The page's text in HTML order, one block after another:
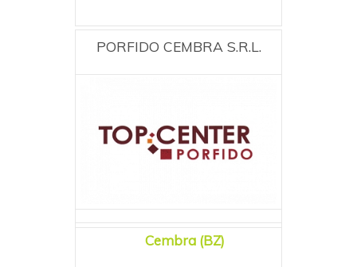
PORFIDO CEMBRA S.R.L.
Cembra (BZ)